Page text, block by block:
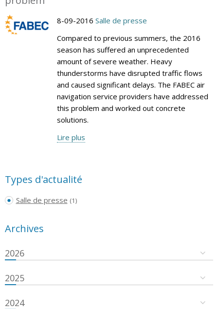
8-09-2016 Salle de presse
Compared to previous summers, the 2016
season has suffered an unprecedented
amount of severe weather. Heavy
thunderstorms have disrupted traffic flows
and caused significant delays. The FABEC air
navigation service providers have addressed
this problem and worked out concrete
solutions.
Lire plus
Types d'actualité
Salle de presse (1)
Archives
2026
2025
2024